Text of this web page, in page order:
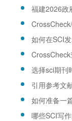
如何在SCI
选择sci期刊
引用参考文
如何准备一
哪些SCI写